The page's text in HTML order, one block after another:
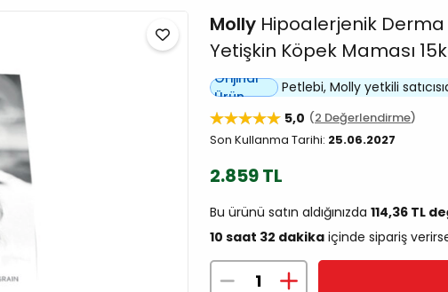
Molly Hipoalerjenik
Yetişkin Köpek Maması
Orijinal
Ürün
Petlebi, Molly yetkili
5,0
2 Değerlendirme
Son Kullanma Tarihi: 25.06.2027
2.859 TL
Bu ürünü satın aldığınızda 114,36 TL
10 saat 32 dakika içinde sipariş